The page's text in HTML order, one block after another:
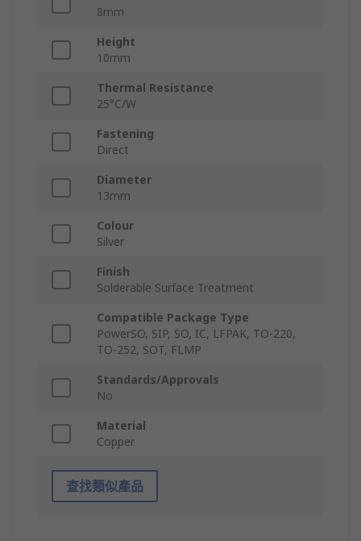
8mm
Height
10mm
Thermal Resistance
25°C/W
Fastening
Direct
Diameter
13mm
Colour
Silver
Finish
Solderable Surface Treatment
Compatible Package Type
PowerSO, SIP, SO, IC, LFPAK, TO-220,
TO-252, SOT, FLMP
Standards/Approvals
No
Material
Copper
查找類似產品